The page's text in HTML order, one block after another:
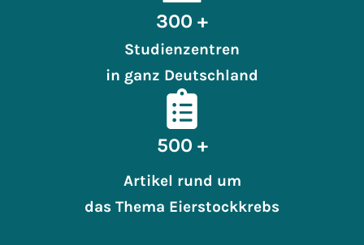
300 +
Studienzentren
in ganz Deutschland
500 +
Artikel rund um
das Thema Eierstockkrebs